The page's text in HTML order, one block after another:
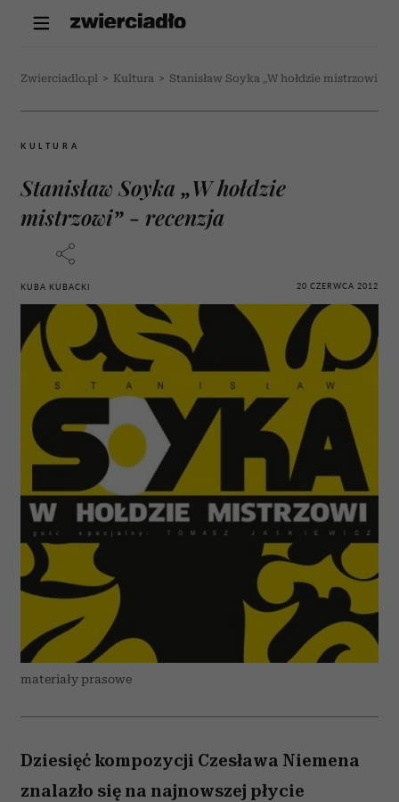
Zwierciadlo.pl > Kultura > Stanisław Soyka „W hołdzie mistrzowi” -
KULTURA
Stanisław Soyka „W hołdzie
mistrzowi” - recenzja
KUBA KUBACKI 20 CZERWCA 2012
materiały prasowe
Dziesięć kompozycji Czesława Niemena
znalazło się na najnowszej płycie